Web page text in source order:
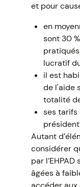
et pour
en
sont 30
lucratif
il est
de l'aide
totalité
ses tarifs
Autant
considérer
par
âgées à